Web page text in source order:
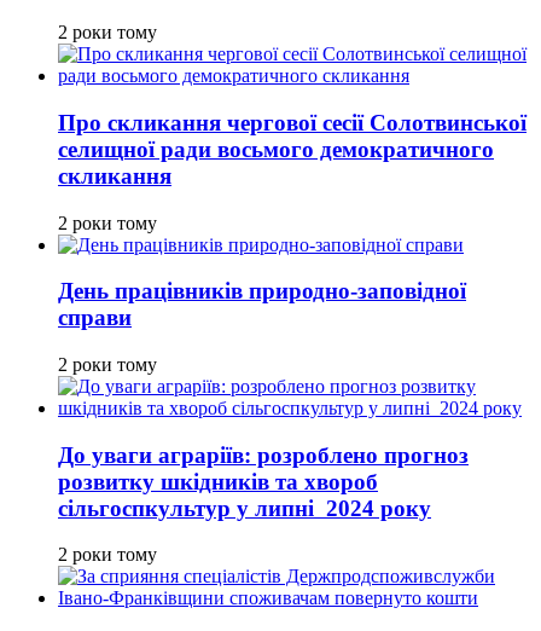
2 роки тому
Про скликання чергової сесії Солотвинської
селищної ради восьмого демократичного
скликання
2 роки тому
День працівників природно-заповідної
справи
2 роки тому
До уваги аграріїв: розроблено прогноз
розвитку шкідників та хвороб
сільгоспкультур у липні 2024 року
2 роки тому